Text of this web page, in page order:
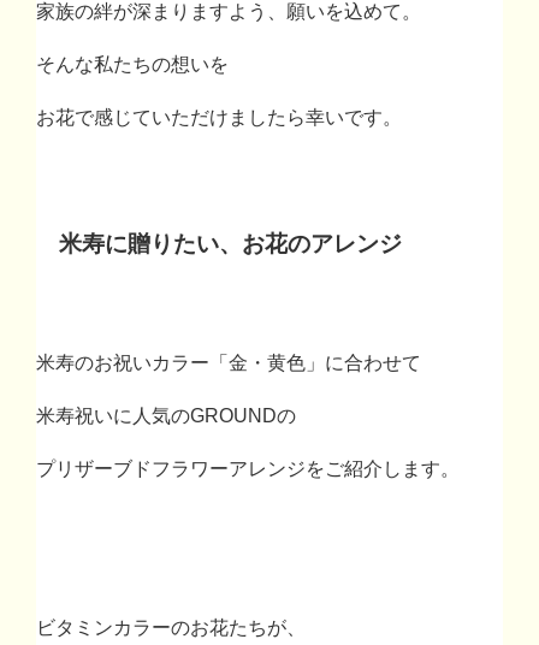
家族の絆が深まりますよう、願いを込めて。
そんな私たちの想いを
お花で感じていただけましたら幸いです。
米寿に贈りたい、お花のアレンジ
米寿のお祝いカラー「金・黄色」に合わせて
米寿祝いに人気のGROUNDの
プリザーブドフラワーアレンジをご紹介します。
ビタミンカラーのお花たちが、